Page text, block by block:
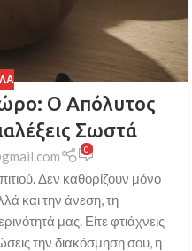
Ο Απόλυτος
Σωστά
0
Δεν καθορίζουν μόνο
και την άνεση, τη
μας. Είτε φτιάχνεις
την διακόσμηση σου, η